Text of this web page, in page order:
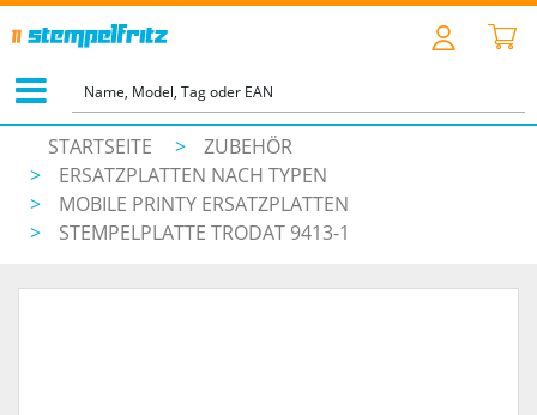
STARTSEITE >
ZUBEHÖR
>
ERSATZPLATTEN NACH TYPEN
>
MOBILE PRINTY ERSATZPLATTEN
>
STEMPELPLATTE TRODAT 9413-1